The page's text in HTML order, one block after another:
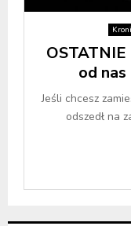
od
Jeśli chcesz
odszedł na